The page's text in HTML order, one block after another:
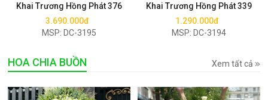
Khai Trương Hồng Phát 376
3.690.000đ
MSP: DC-3195
Khai Trương Hồng Phát 339
1.290.000đ
MSP: DC-3194
HOA CHIA BUỒN Xem tất cả